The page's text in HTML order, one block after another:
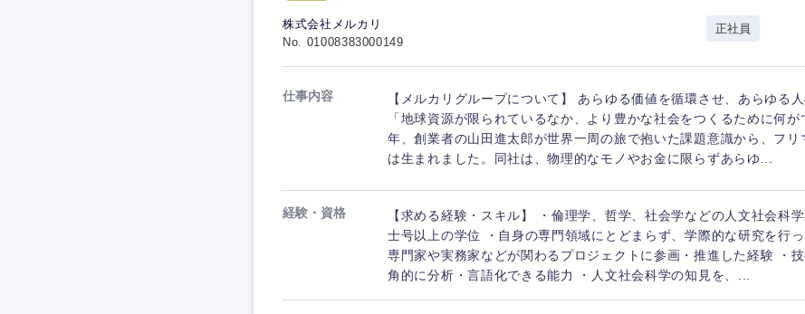
株式会社メルカリ
No. 01008383000149
正社員
仕事内容
【メルカリグループについて】 あらゆる価値を循環させ、あらゆる
「地球資源が限られているなか、より豊かな社会をつくるために何
年、創業者の山田進太郎が世界一周の旅で抱いた課題意識から、フリ
は生まれました。同社は、物理的なモノやお金に限らずあらゆ...
経験・資格
【求める経験・スキル】 ・倫理学、哲学、社会学などの人文社会科
士号以上の学位 ・自身の専門領域にとどまらず、学際的な研究を行
専門家や実務家などが関わるプロジェクトに参画・推進した経験 ・
角的に分析・言語化できる能力 ・人文社会科学の知見を、...